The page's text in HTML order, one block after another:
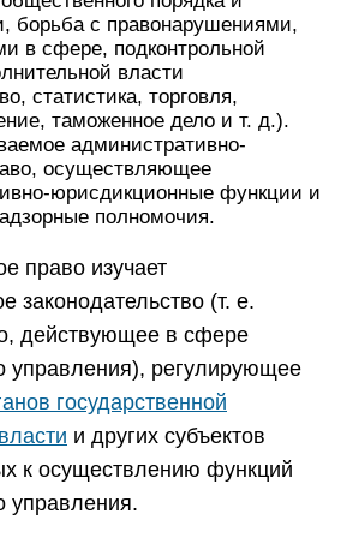
борьба с правонарушениями,
в сфере, подконтрольной
власти
статистика, торговля,
таможенное дело и т. д.).
административно-
осуществляющее
юрисдикционные функции и
полномочия.
право изучает
законодательство (т. е.
действующее в сфере
управления), регулирующее
государственной
и других субъектов
к осуществлению функций
управления.